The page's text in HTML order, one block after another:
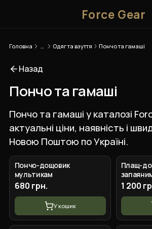
Force Gear
Головна Одяг та взуття Пончо та гамаші
Назад
Пончо та гамаші
Пончо та гамаші у каталозі
актуальні ціни, наявність і
Новою Поштою по Україні.
Пончо-дощовик
мультикам
680 грн.
У кошик
Плащ-
1 200